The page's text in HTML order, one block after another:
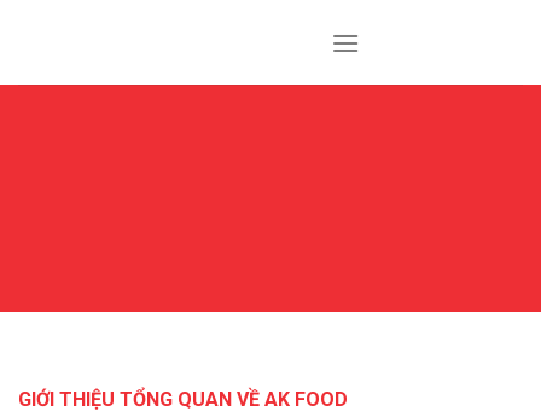
GIỚI THIỆU TỔNG QUAN VỀ AK FOOD